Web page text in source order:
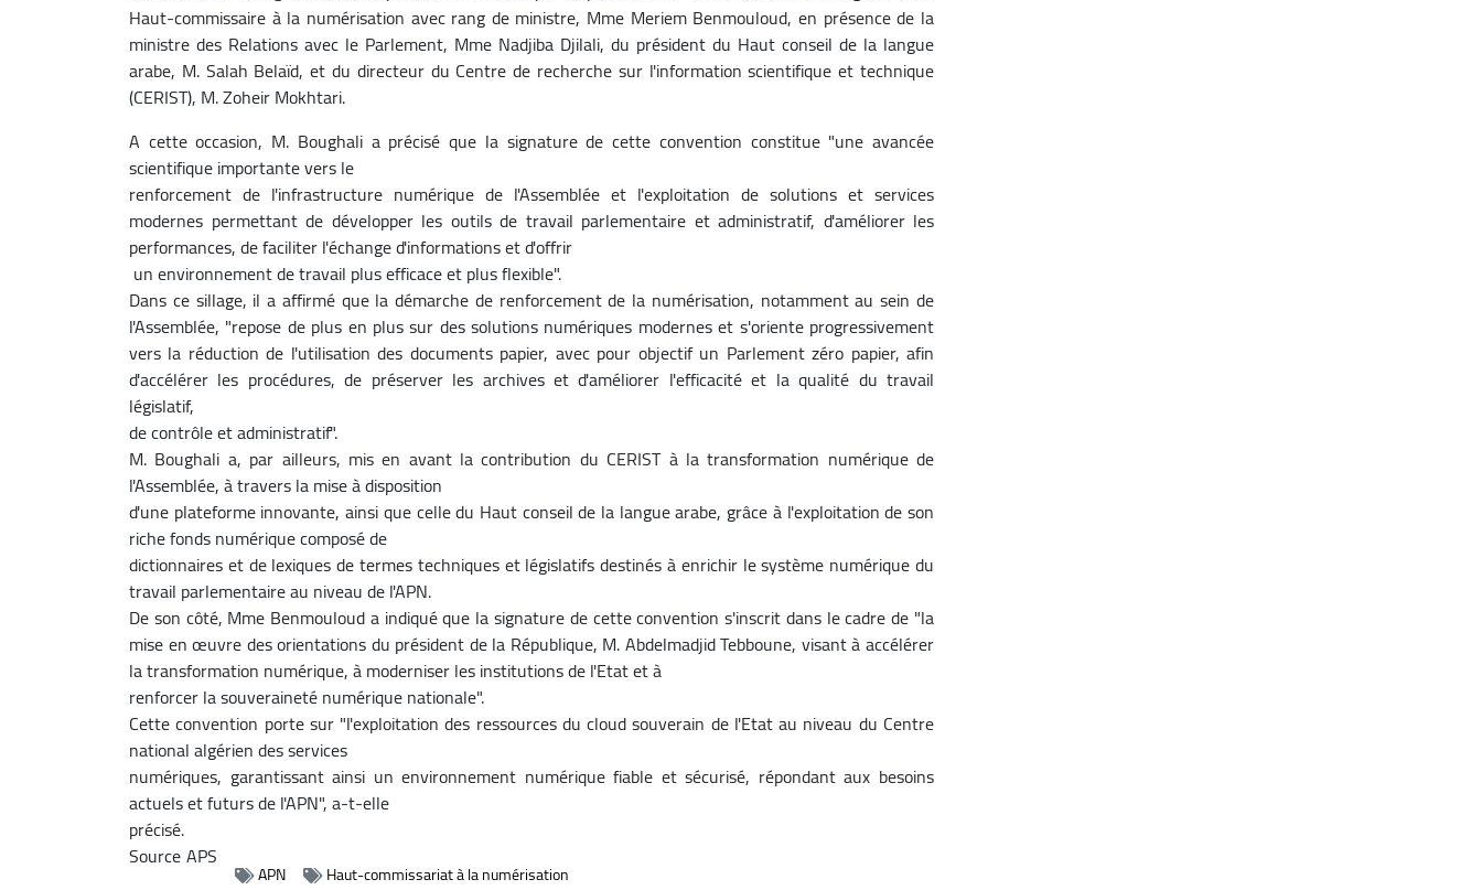
Haut-commissaire à la numérisation avec rang de ministre, Mme Meriem Benmouloud, en présence de la
ministre des Relations avec le Parlement, Mme Nadjiba Djilali, du président du Haut conseil de la langue
arabe, M. Salah Belaïd, et du directeur du Centre de recherche sur l'information scientifique et technique
(CERIST), M. Zoheir Mokhtari.
A cette occasion, M. Boughali a précisé que la signature de cette convention constitue "une avancée
scientifique importante vers le
renforcement de l'infrastructure numérique de l'Assemblée et l'exploitation de solutions et services
modernes permettant de développer les outils de travail parlementaire et administratif, d'améliorer les
performances, de faciliter l'échange d'informations et d'offrir
un environnement de travail plus efficace et plus flexible".
Dans ce sillage, il a affirmé que la démarche de renforcement de la numérisation, notamment au sein de
l'Assemblée, "repose de plus en plus sur des solutions numériques modernes et s'oriente progressivement
vers la réduction de l'utilisation des documents papier, avec pour objectif un Parlement zéro papier, afin
d'accélérer les procédures, de préserver les archives et d'améliorer l'efficacité et la qualité du travail
législatif,
de contrôle et administratif".
M. Boughali a, par ailleurs, mis en avant la contribution du CERIST à la transformation numérique de
l'Assemblée, à travers la mise à disposition
d'une plateforme innovante, ainsi que celle du Haut conseil de la langue arabe, grâce à l'exploitation de son
riche fonds numérique composé de
dictionnaires et de lexiques de termes techniques et législatifs destinés à enrichir le système numérique du
travail parlementaire au niveau de l'APN.
De son côté, Mme Benmouloud a indiqué que la signature de cette convention s'inscrit dans le cadre de "la
mise en œuvre des orientations du président de la République, M. Abdelmadjid Tebboune, visant à accélérer
la transformation numérique, à moderniser les institutions de l'Etat et à
renforcer la souveraineté numérique nationale".
Cette convention porte sur "l'exploitation des ressources du cloud souverain de l'Etat au niveau du Centre
national algérien des services
numériques, garantissant ainsi un environnement numérique fiable et sécurisé, répondant aux besoins
actuels et futurs de l'APN", a-t-elle
précisé.
SourceAPS
APN Haut-commissariat à la numérisation